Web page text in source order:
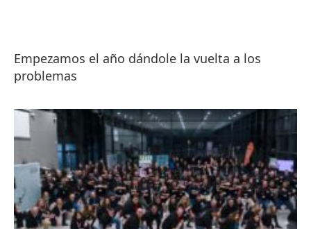
Empezamos el año dándole la vuelta a los
problemas